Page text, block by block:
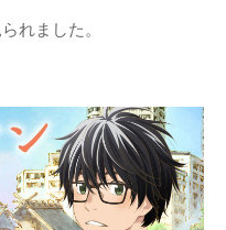
れました。